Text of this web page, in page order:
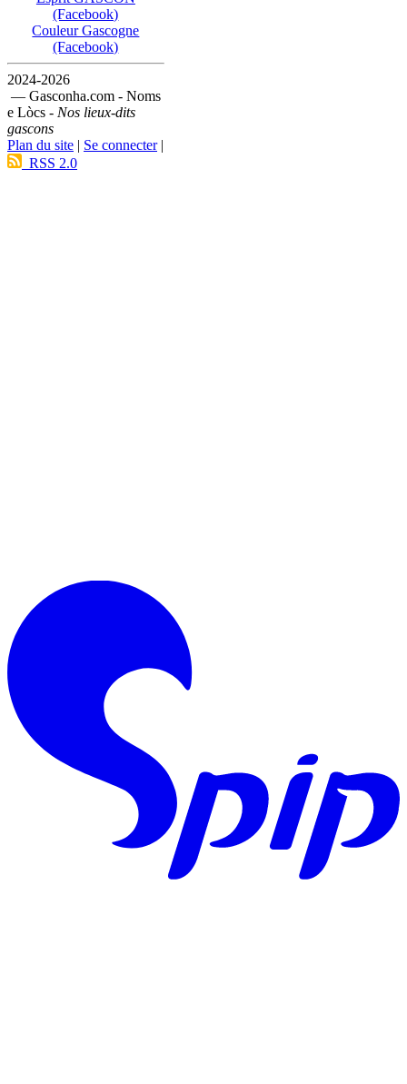
(Facebook)
Couleur Gascogne
(Facebook)
2024-2026
— Gasconha.com - Noms
e Lòcs - Nos lieux-dits
gascons
Plan du site | Se connecter|
RSS 2.0